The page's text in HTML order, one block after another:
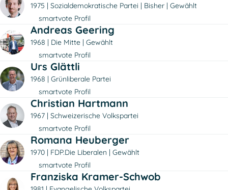
1975 Sozialdemokratische Partei Bisher
Gewählt
smartvote Profil
Andreas Geering
1968 Die Mitte
Gewählt
smartvote Profil
Urs Glättli
1968
Grünliberale Partei
smartvote Profil
Christian Hartmann
1967
Schweizerische Volkspartei
smartvote Profil
Romana Heuberger
1970 FDP.Die Liberalen
Gewählt
smartvote Profil
Franziska Kramer-Schwob